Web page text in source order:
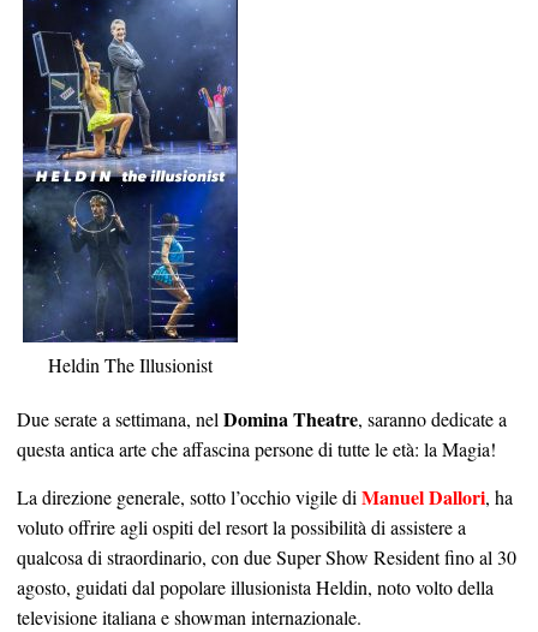
Heldin The Illusionist
Due serate a settimana, nelDomina Theatre, saranno dedicate a
questa antica arte che affascina persone di tutte le età: la Magia!
La direzione generale, sotto l’occhio vigile diManuel Dallori, ha
voluto offrire agli ospiti del resort la possibilità di assistere a
qualcosa di straordinario, con due Super Show Resident fino al 30
agosto, guidati dal popolare illusionista Heldin, noto volto della
televisione italiana e showman internazionale.